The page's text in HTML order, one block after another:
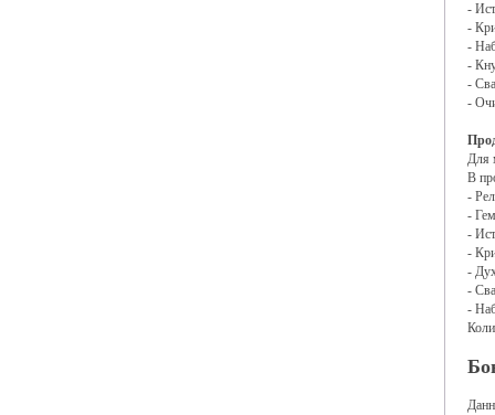
-
-
-
-
-
-
Для
В
-
-
-
-
-
-
-